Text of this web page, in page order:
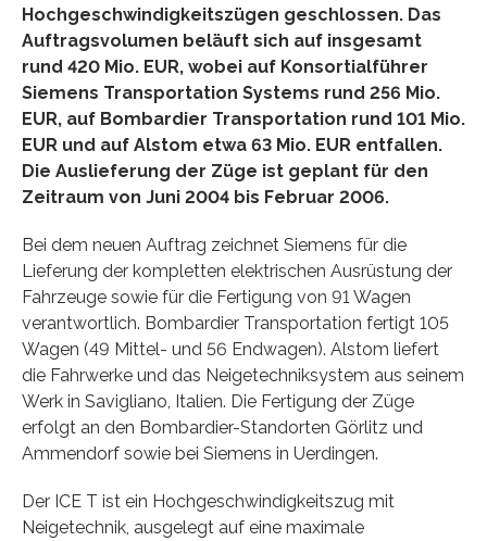
Hochgeschwindigkeitszügen geschlossen. Das
Auftragsvolumen beläuft sich auf insgesamt
rund 420 Mio. EUR, wobei auf Konsortialführer
Siemens Transportation Systems rund 256 Mio.
EUR, auf Bombardier Transportation rund 101 Mio.
EUR und auf Alstom etwa 63 Mio. EUR entfallen.
Die Auslieferung der Züge ist geplant für den
Zeitraum von Juni 2004 bis Februar 2006.
Bei dem neuen Auftrag zeichnet Siemens für die
Lieferung der kompletten elektrischen Ausrüstung der
Fahrzeuge sowie für die Fertigung von 91 Wagen
verantwortlich. Bombardier Transportation fertigt 105
Wagen (49 Mittel- und 56 Endwagen). Alstom liefert
die Fahrwerke und das Neigetechniksystem aus seinem
Werk in Savigliano, Italien. Die Fertigung der Züge
erfolgt an den Bombardier-Standorten Görlitz und
Ammendorf sowie bei Siemens in Uerdingen.
Der ICE T ist ein Hochgeschwindigkeitszug mit
Neigetechnik, ausgelegt auf eine maximale